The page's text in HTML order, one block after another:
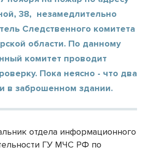
38, незамедлительно
Следственного комитета
области. По данному
комитет проводит
Пока неясно - что два
в заброшенном здании.
отдела информационного
ГУ МЧС РФ по